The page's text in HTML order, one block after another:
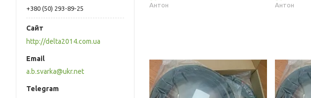
+380 (50) 293-89-25
http://delta2014.com.ua
a.b.svarka@ukr.net
Антон
Антон